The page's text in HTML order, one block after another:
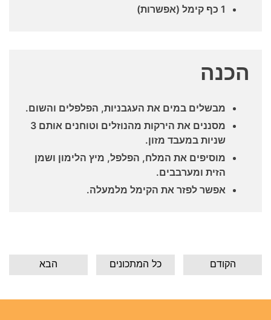
1 כף קימל (אפשרות)
הכנה
מבשלים במים את העגבניות, הפלפלים והשום.
מסננים את הירקות מהנוזלים וטוחנים אותם 3
שניות במעבד מזון.
מוסיפים את המלח, הפלפל, מיץ הלימון ושמן
הזית ומערבבים.
אפשר לפזר את הקימל מלמעלה.
הבא כל המתכונים הקודם